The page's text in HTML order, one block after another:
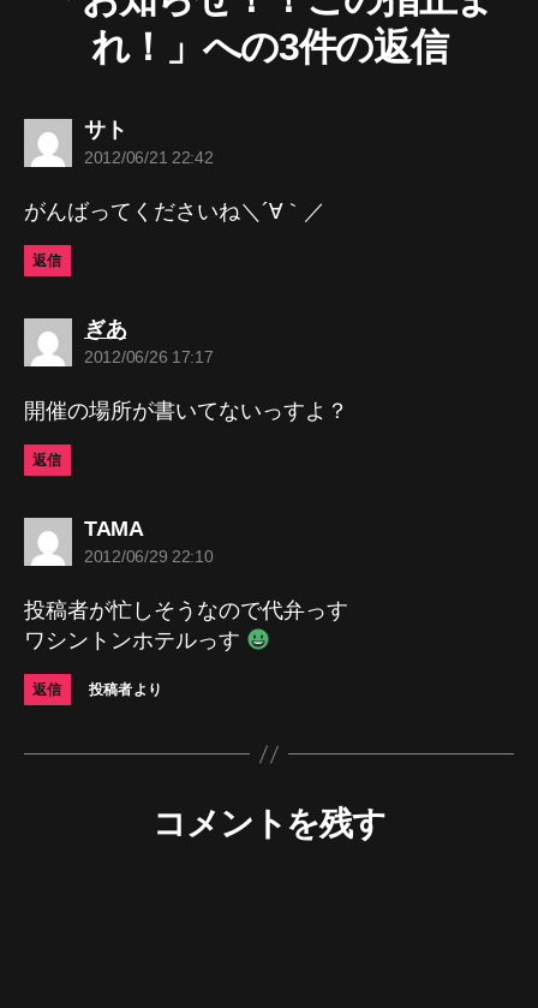
れ！」への3件の返信
サト
発
2012/06/21 22:42
がんばってくださいね＼´∀｀／
返信
ぎあの
発
2012/06/26 17:17
開催の場所が書いてないっすよ？
返信
TAMAの
発
2012/06/29 22:10
投稿者が忙しそうなので代弁っす
ワシントンホテルっす
返信 投稿者より
コメントを残す